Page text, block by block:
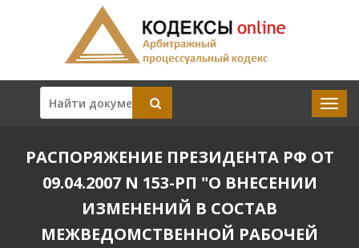
РАСПОРЯЖЕНИЕ ПРЕЗИДЕНТА РФ ОТ
09.04.2007 N 153-РП "О ВНЕСЕНИИ
ИЗМЕНЕНИЙ В СОСТАВ
МЕЖВЕДОМСТВЕННОЙ РАБОЧЕЙ